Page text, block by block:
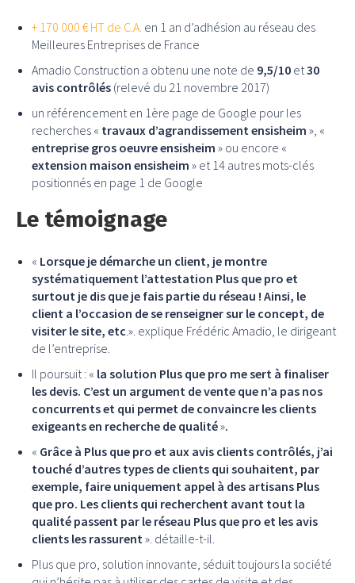
+ 170 000 € HT de C.A. en 1 an d’adhésion au réseau des
Meilleures Entreprises de France
Amadio Construction a obtenu une note de 9,5/10 et30
avis contrôlés (relevé du 21 novembre 2017)
un référencement en 1ère page de Google pour les
recherches « travaux d’agrandissement ensisheim », «
entreprise gros oeuvre ensisheim » ou encore «
extension maison ensisheim » et 14 autres mots-clés
positionnés en page 1 de Google
Le témoignage
« Lorsque je démarche un client, je montre
systématiquement l’attestation Plus que pro et
surtout je dis que je fais partie du réseau ! Ainsi, le
client a l’occasion de se renseigner sur le concept, de
visiter le site, etc.». explique Frédéric Amadio, le dirigeant
de l’entreprise.
Il poursuit : « la solution Plus que pro me sert à finaliser
les devis. C’est un argument de vente que n’a pas nos
concurrents et qui permet de convaincre les clients
exigeants en recherche de qualité».
« Grâce à Plus que pro et aux avis clients contrôlés, j’ai
touché d’autres types de clients qui souhaitent, par
exemple, faire uniquement appel à des artisans Plus
que pro. Les clients qui recherchent avant tout la
qualité passent par le réseau Plus que pro et les avis
clients les rassurent». détaille-t-il.
Plus que pro, solution innovante, séduit toujours la société